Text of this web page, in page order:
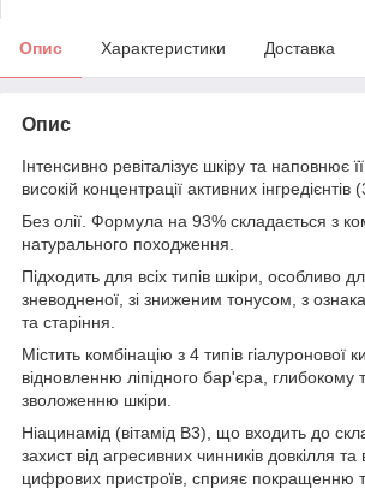
Опис Характеристики Доставка
Опис
Інтенсивно ревіталізує шкіру та наповнює
високій концентрації активних інгредієнтів
Без олії. Формула на 93% складається з
натурального походження.
Підходить для всіх типів шкіри, особливо
зневодненої, зі зниженим тонусом, з
та старіння.
Містить комбінацію з 4 типів гіалуронової
відновленню ліпідного бар'єра,
зволоженню шкіри.
Ніацинамід (вітамід B3), що входить до
захист від агресивних чинників довкілля
цифрових пристроїв, сприяє покращенню